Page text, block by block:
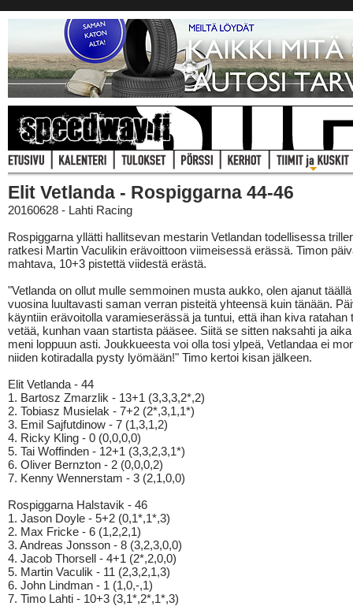
Elit Vetlanda - Rospiggarna 44-46
20160628 - Lahti Racing
Rospiggarna yllätti hallitsevan mestarin Vetlandan todellisessa
ratkesi Martin Vaculikin erävoittoon viimeisessä erässä. Timon
mahtava, 10+3 pistettä viidestä erästä.
"Vetlanda on ollut mulle semmoinen musta aukko, olen ajanut
vuosina luultavasti saman verran pisteitä yhteensä kuin tänään.
käyntiin erävoitolla varamieserässä ja tuntui, että ihan kiva ratahan
vetää, kunhan vaan startista pääsee. Siitä se sitten naksahti ja
meni loppuun asti. Joukkueesta voi olla tosi ylpeä, Vetlandaa ei
niiden kotiradalla pysty lyömään!" Timo kertoi kisan jälkeen.
Elit Vetlanda - 44
1. Bartosz Zmarzlik - 13+1 (3,3,3,2*,2)
2. Tobiasz Musielak - 7+2 (2*,3,1,1*)
3. Emil Sajfutdinow - 7 (1,3,1,2)
4. Ricky Kling - 0 (0,0,0,0)
5. Tai Woffinden - 12+1 (3,3,2,3,1*)
6. Oliver Bernzton - 2 (0,0,0,2)
7. Kenny Wennerstam - 3 (2,1,0,0)
Rospiggarna Halstavik - 46
1. Jason Doyle - 5+2 (0,1*,1*,3)
2. Max Fricke - 6 (1,2,2,1)
3. Andreas Jonsson - 8 (3,2,3,0,0)
4. Jacob Thorsell - 4+1 (2*,2,0,0)
5. Martin Vaculik - 11 (2,3,2,1,3)
6. John Lindman - 1 (1,0,-,1)
7. Timo Lahti - 10+3 (3,1*,2*,1*,3)